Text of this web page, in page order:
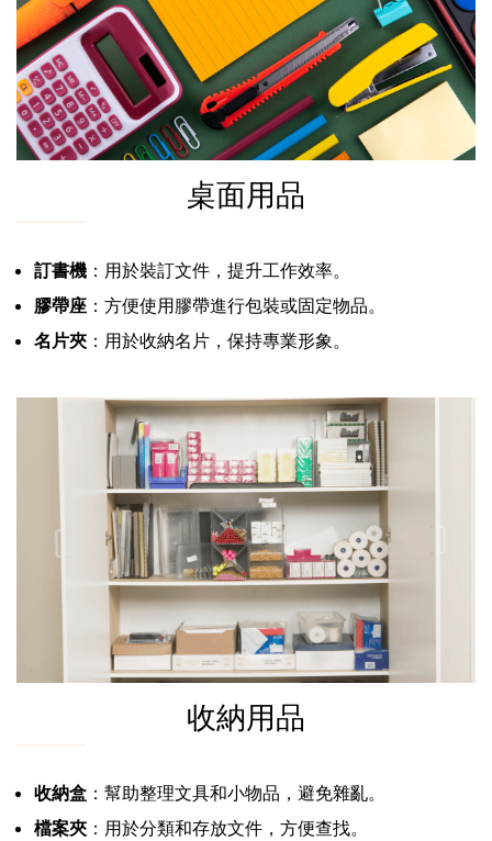
桌面用品
訂書機 ：用於裝訂文件，提升工作效率。
膠帶座 ：方便使用膠帶進行包裝或固定物品。
名片夾 ：用於收納名片，保持專業形象。
收納用品
收納盒 ：幫助整理文具和小物品，避免雜亂。
檔案夾 ：用於分類和存放文件，方便查找。